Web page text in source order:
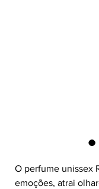
O perfume unissex
emoções, atrai